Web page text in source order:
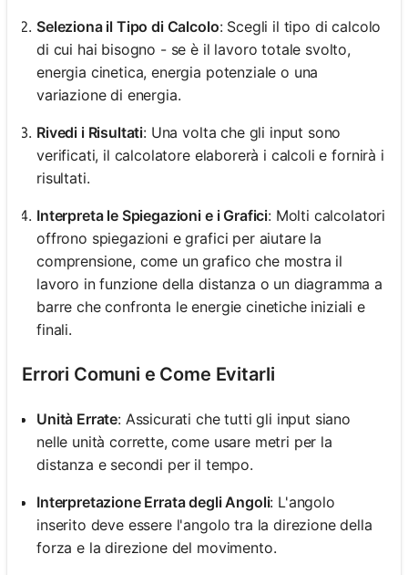
Seleziona il Tipo di Calcolo: Scegli il tipo di calcolo
di cui hai bisogno - se è il lavoro totale svolto,
energia cinetica, energia potenziale o una
variazione di energia.
Rivedi i Risultati: Una volta che gli input sono
verificati, il calcolatore elaborerà i calcoli e fornirà i
risultati.
Interpreta le Spiegazioni e i Grafici: Molti calcolatori
offrono spiegazioni e grafici per aiutare la
comprensione, come un grafico che mostra il
lavoro in funzione della distanza o un diagramma a
barre che confronta le energie cinetiche iniziali e
finali.
Errori Comuni e Come Evitarli
Unità Errate: Assicurati che tutti gli input siano
nelle unità corrette, come usare metri per la
distanza e secondi per il tempo.
Interpretazione Errata degli Angoli: L'angolo
inserito deve essere l'angolo tra la direzione della
forza e la direzione del movimento.